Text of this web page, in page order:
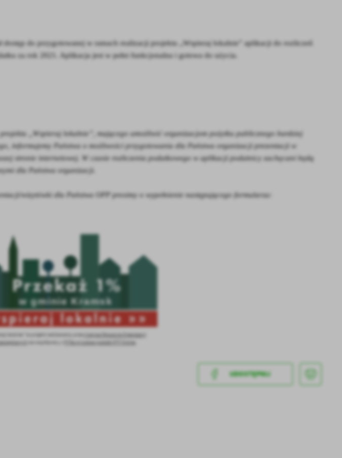
cookies lub zaakceptować je
zmiany swoich ustawień.
funkcjonowania strony internetowej i
przez nas usług.
Ciebie działania w celu m.in. dostosowania
do przygotowanej w ramach realizacji projektu „Wspieraj lokalnie” aplikacji do rozliczeń
za rok 2021. Aplikacja jest w pełni funkcjonalna i gotowa do użycia.
„Wspieraj lokalnie”, mającego umożliwić organizacjom pożytku publicznego bardziej
informujemy Państwa o możliwości przygotowania dla Państwa organizacji prezentacji w
stronie internetowej. W czasie rozliczenia podatkowego w aplikacji podatnicy zachęcani będą
dla Państwa organizacji.
wizytówki dla Państwa OPP prosimy o wypełnienie następującego formularza:
lokalnie” to projekt realizowany przez
Instytut Wsparcia Organizacji
we współpracy z PITax.pl.Łatwe podatki PIT Online
UDOSTĘPNIJ